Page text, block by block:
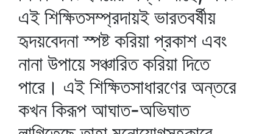
এই শিক্ষিতসম্প্রদায়ই ভারতবর্ষীয়
হৃদয়বেদনা স্পষ্ট করিয়া প্রকাশ এবং
নানা উপায়ে সঞ্চারিত করিয়া দিতে
পারে। এই শিক্ষিতসাধারণের অন্তরে
কখন কিরূপ আঘাত-অভিঘাত